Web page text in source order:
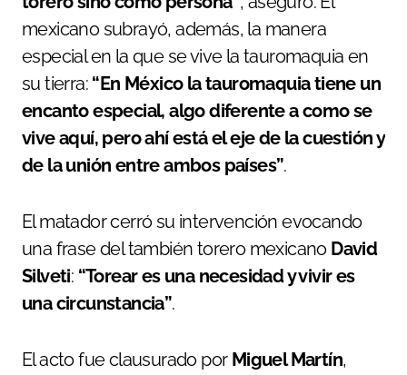
mexicano subrayó, además, la manera
especial en la que se vive la tauromaquia en
su tierra: “En México la tauromaquia tiene un
encanto especial, algo diferente a como se
vive aquí, pero ahí está el eje de la cuestión y
de la unión entre ambos países”.
El matador cerró su intervención evocando
una frase del también torero mexicano David
Silveti: “Torear es una necesidad y vivir es
una circunstancia”.
El acto fue clausurado por Miguel Martín,